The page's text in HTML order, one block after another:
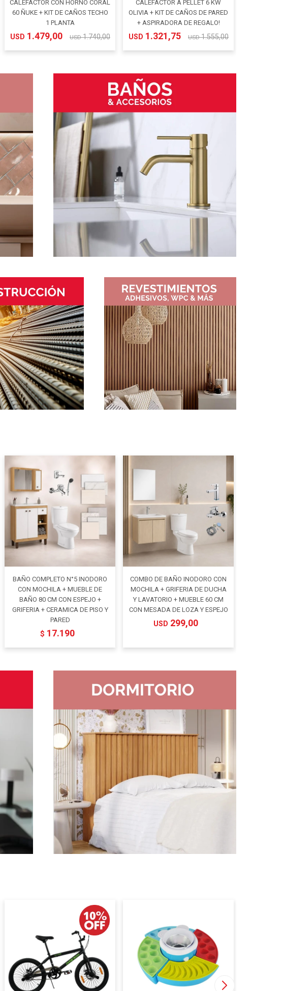
CALEFACTOR CON HORNO CORAL
60 ÑUKE + KIT DE CAÑOS TECHO
1 PLANTA
USD 1.479,00 USD 1.740,00
CALEFACTOR A PELLET 6 KW
OLIVIA + KIT DE CAÑOS DE PARED
+ ASPIRADORA DE REGALO!
USD 1.321,75 USD 1.555,00
BAÑO COMPLETO N°5 INODORO
CON MOCHILA + MUEBLE DE
BAÑO 80 CM CON ESPEJO +
GRIFERIA + CERAMICA DE PISO Y
PARED
$ 17.190
COMBO DE BAÑO INODORO CON
MOCHILA + GRIFERIA DE DUCHA
Y LAVATORIO + MUEBLE 60 CM
CON MESADA DE LOZA Y ESPEJO
USD 299,00